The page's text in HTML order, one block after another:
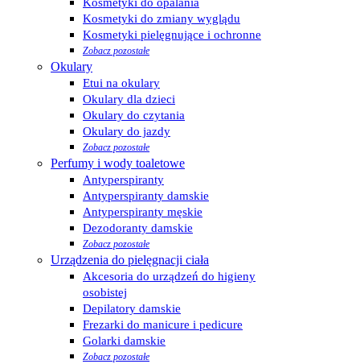
Kosmetyki do opalania
Kosmetyki do zmiany wyglądu
Kosmetyki pielęgnujące i ochronne
Zobacz pozostałe
Okulary
Etui na okulary
Okulary dla dzieci
Okulary do czytania
Okulary do jazdy
Zobacz pozostałe
Perfumy i wody toaletowe
Antyperspiranty
Antyperspiranty damskie
Antyperspiranty męskie
Dezodoranty damskie
Zobacz pozostałe
Urządzenia do pielęgnacji ciała
Akcesoria do urządzeń do higieny
osobistej
Depilatory damskie
Frezarki do manicure i pedicure
Golarki damskie
Zobacz pozostałe